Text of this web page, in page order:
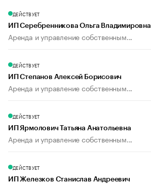
ДЕЙСТВУЕТ
ИП Серебренникова Ольга Владимировна
Аренда и управление собственным...
ДЕЙСТВУЕТ
ИП Степанов Алексей Борисович
Аренда и управление собственным...
ДЕЙСТВУЕТ
ИП Ярмолович Татьяна Анатольевна
Аренда и управление собственным...
ДЕЙСТВУЕТ
ИП Железков Станислав Андреевич